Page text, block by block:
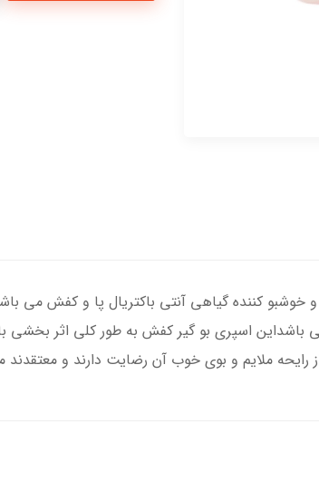
و خوشبو کننده گیاهی آنتی باکتریال پا و کفش
باشداین اسپری بو گیر کفش به طور کلی اثر
از رایحه ملایم و بوی خوب آن رضایت دارند و